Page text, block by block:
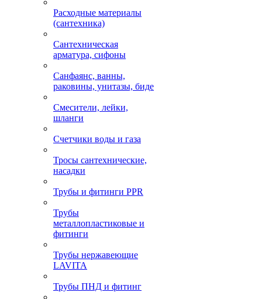
Расходные материалы
(сантехника)
Сантехническая
арматура, сифоны
Санфаянс, ванны,
раковины, унитазы, биде
Смесители, лейки,
шланги
Счетчики воды и газа
Тросы сантехнические,
насадки
Трубы и фитинги PPR
Трубы
металлопластиковые и
фитинги
Трубы нержавеющие
LAVITA
Трубы ПНД и фитинг